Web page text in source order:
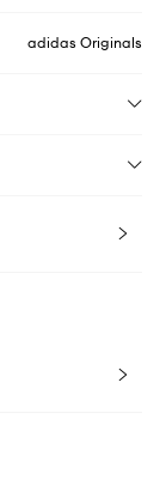
adidas Originals